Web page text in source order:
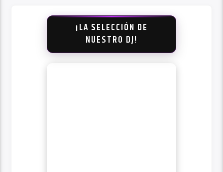
¡LA SELECCIÓN DE
NUESTRO DJ!